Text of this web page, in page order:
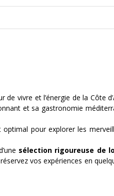
de vivre et l’énergie de la
et sa gastronomie
pour explorer les
sélection rigoureuse de
vos expériences en